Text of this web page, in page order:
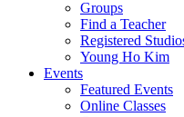
Groups
Find a Teacher
Registered
Young Ho Kim
Events
Featured Events
Online Classes